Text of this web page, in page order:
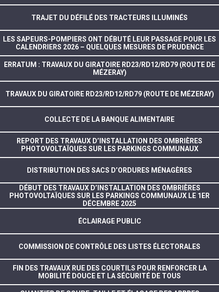
TRAJET DU DÉFILÉ DES TRACTEURS ILLUMINÉS
LES SAPEURS-POMPIERS ONT DÉBUTÉ LEUR PASSAGE POUR LES
CALENDRIERS 2026 – QUELQUES MESURES DE PRUDENCE
ERRATUM : TRAVAUX DU GIRATOIRE RD23/RD12/RD79 (ROUTE DE
MÉZERAY)
TRAVAUX DU GIRATOIRE RD23/RD12/RD79 (ROUTE DE MÉZERAY)
COLLECTE DE LA BANQUE ALIMENTAIRE
REPORT DES TRAVAUX D’INSTALLATION DES OMBRIÈRES
PHOTOVOLTAÏQUES SUR LES PARKINGS COMMUNAUX
DISTRIBUTION DES SACS D’ORDURES MÉNAGÈRES
DÉBUT DES TRAVAUX D’INSTALLATION DES OMBRIÈRES
PHOTOVOLTAÏQUES SUR LES PARKINGS COMMUNAUX LE 1ER
DÉCEMBRE 2025
ÉCLAIRAGE PUBLIC
COMMISSION DE CONTRÔLE DES LISTES ÉLECTORALES
FIN DES TRAVAUX RUE DES COURTILS POUR RENFORCER LA
MOBILITÉ DOUCE ET LA SÉCURITÉ DE TOUS